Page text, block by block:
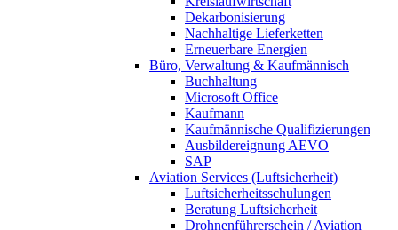
Dekarbonisierung
Nachhaltige Lieferketten
Erneuerbare Energien
Büro, Verwaltung & Kaufmännisch
Buchhaltung
Microsoft Office
Kaufmann
Kaufmännische Qualifizierungen
Ausbildereignung AEVO
SAP
Aviation Services (Luftsicherheit)
Luftsicherheitsschulungen
Beratung Luftsicherheit
Drohnenführerschein / Aviation